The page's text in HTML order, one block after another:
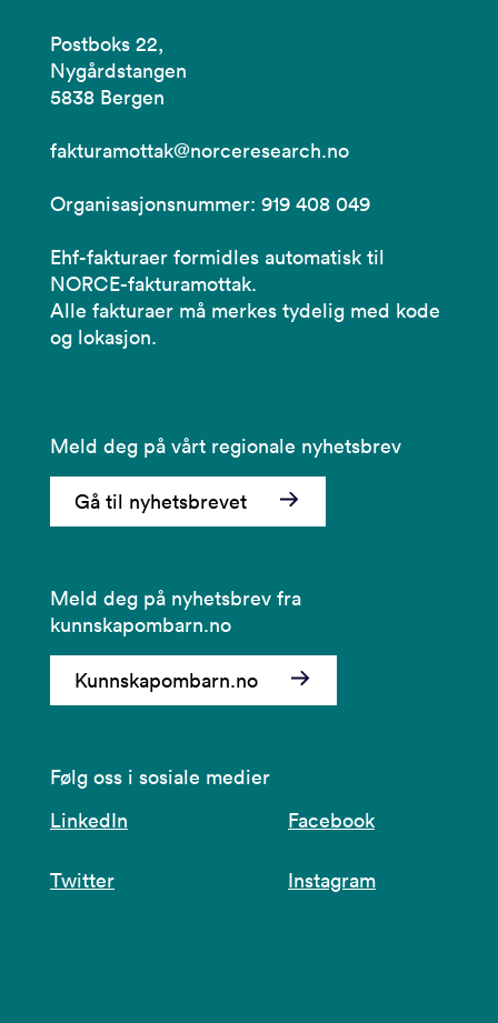
Postboks 22,
Nygårdstangen
5838 Bergen
fakturamottak@norceresearch.no
Organisasjonsnummer: 919 408 049
Ehf-fakturaer formidles automatisk til
NORCE-fakturamottak.
Alle fakturaer må merkes tydelig med kode
og lokasjon.
Meld deg på vårt regionale nyhetsbrev
Gå til nyhetsbrevet
Meld deg på nyhetsbrev fra
kunnskapombarn.no
Kunnskapombarn.no
Følg oss i sosiale medier
LinkedIn
Facebook
Twitter Instagram